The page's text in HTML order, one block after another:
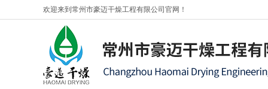
欢迎来到常州市豪迈干燥工程有限公司官网！